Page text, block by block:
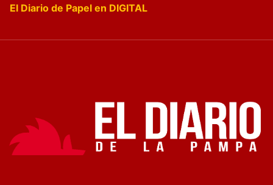
El Diario de Papel en DIGITAL